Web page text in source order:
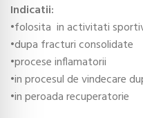
Indicatii:
•folosita in activitati
•dupa fracturi consolidate
•procese inflamatorii
•in procesul de vindecare
•in peroada recuperatorie